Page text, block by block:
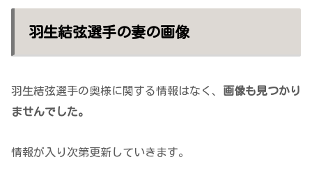
羽生結弦選手の妻の画像
羽生結弦選手の奥様に関する情報はなく、 画像も見つかり
ませんでした。
情報が入り次第更新していきます。